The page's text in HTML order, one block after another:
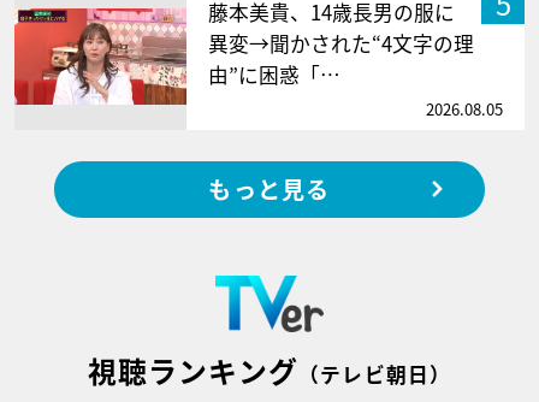
藤本美貴、14歳長男の服に
異変→聞かされた“4文字の理
由”に困惑「…
2026.08.05
もっと見る
視聴ランキング （テレビ朝日）